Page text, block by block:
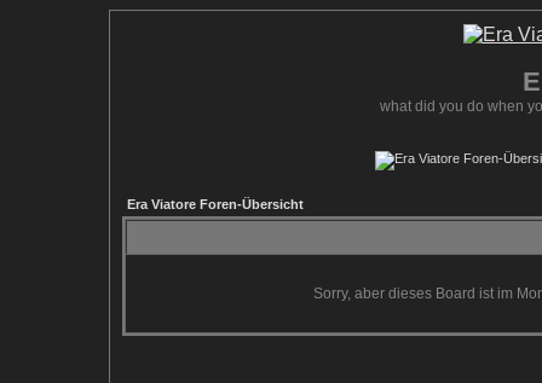
what did you do when
Era Viatore Foren-Übersicht
Sorry, aber dieses Board ist im